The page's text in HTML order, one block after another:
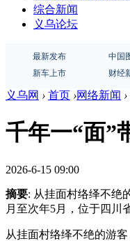
综合新闻
义乌论坛
最新发布 中国
新车上市
财经
义乌网 › 首页 ›网络新闻 ›
千年一“面”
2026-6-15 09:00
摘要: 从挂面村络绎不绝
月至次年5月，位于四川
从挂面村络绎不绝的游